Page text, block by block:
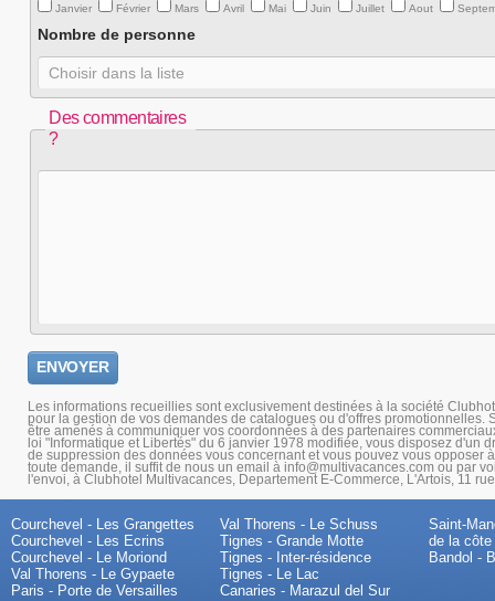
Janvier Février Mars Avril Mai Juin Juillet Aout
Nombre de personne
Des commentaires
?
Les informations recueillies sont exclusivement destinées à la société
pour la gestion de vos demandes de catalogues ou d'offres promotionnelles.
être amenés à communiquer vos coordonnées à des partenaires
loi "Informatique et Libertés" du 6 janvier 1978 modifiée, vous disposez d'un
de suppression des données vous concernant et vous pouvez vous opposer
toute demande, il suffit de nous un email à info@multivacances.com ou par
l'envoi, à Clubhotel Multivacances, Departement E-Commerce, L'Artois, 11
Courchevel - Les Grangettes
Courchevel - Les Ecrins
Courchevel - Le Moriond
Val Thorens - Le Gypaete
Paris - Porte de Versailles
Val Thorens - Le Schuss
Tignes - Grande Motte
Tignes - Inter-résidence
Tignes - Le Lac
Canaries - Marazul del Sur
Saint-
de la côte
Bandol -